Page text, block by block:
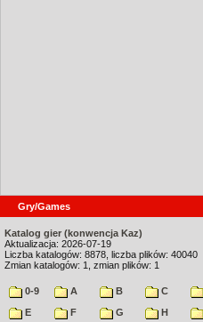
Gry/Games
Katalog gier (konwencja Kaz)
Aktualizacja: 2026-07-19
Liczba katalogów: 8878, liczba plików: 40040
Zmian katalogów: 1, zmian plików: 1
0-9 A B C
E
F G H